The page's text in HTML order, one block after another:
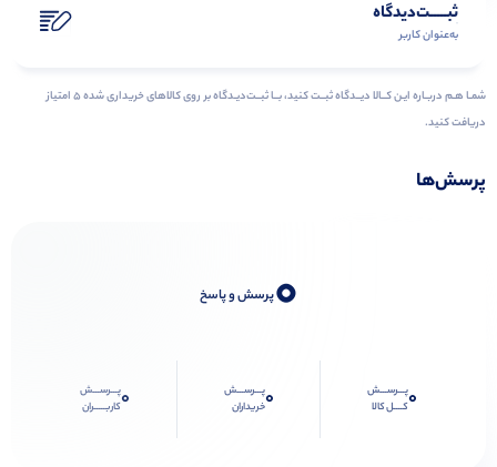
ثبـــــت‌دیدگاه
به‌عنوان کاربر
شمـا هـم دربـاره ایـن کــالا دیــدگاه ثبــت کنید، بــا ثبــت‌دیـدگاه بر روی کالاهای خریداری شده ۵ امتیاز
دریافت کنید.
پرسش‌ها
0پرسش و پاسخ
0پـــرســـش
کــــل کالا
0پـــرســـش
خریداران
0پـــرســـش
کاربـــــران